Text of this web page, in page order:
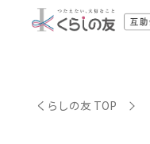
くらしの友 TOP